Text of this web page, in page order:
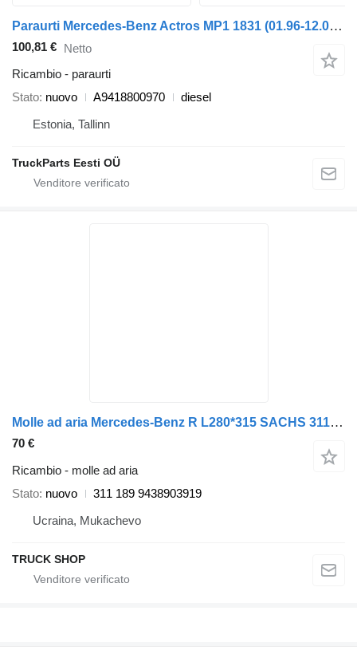
Paraurti Mercedes-Benz Actros MP1 1831 (01.96-12.02) A9418800970 per camion Mercedes-Benz Actros, Axor MP1, MP2, MP3 (1996-2014)
100,81 € Netto
Ricambio - paraurti
Stato nuovo A9418800970
diesel
Estonia, Tallinn
TruckParts Eesti OÜ
Molle ad aria Mercedes-Benz R L280*315 SACHS 311 189 per camion Mercedes-Benz ACTROS MP2/MP3 1832-2658, ACTROS 1831-4148 AK 04.96-
70 €
Ricambio - molle ad aria
Stato nuovo
311 189 9438903919
Ucraina, Mukachevo
TRUCK SHOP